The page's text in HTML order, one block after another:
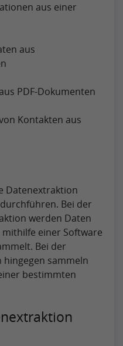
aus einer
aus
PDF-Dokumenten
Kontakten aus
Datenextraktion
Bei der
werden Daten
einer Software
Bei der
sammeln
bestimmten